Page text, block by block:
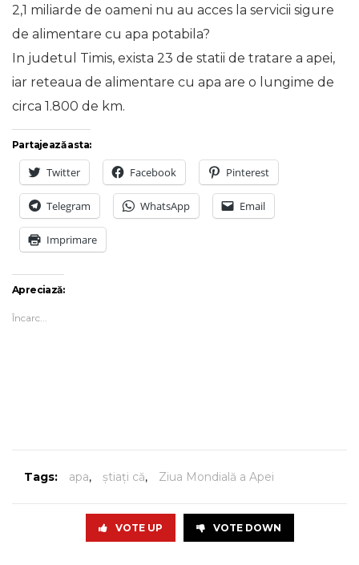
2,1 miliarde de oameni nu au acces la servicii sigure
de alimentare cu apa potabila?
In judetul Timis, exista 23 de statii de tratare a apei,
iar reteaua de alimentare cu apa are o lungime de
circa 1.800 de km.
Partajează asta:
Twitter Facebook Pinterest
Telegram WhatsApp Email
Imprimare
Apreciază:
Încarc...
Tags: apa, știați că, Ziua Mondială a Apei
VOTE UP VOTE DOWN